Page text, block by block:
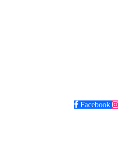
Facebook